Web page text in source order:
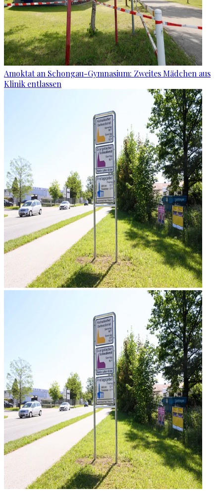
Amoktat an Schongau-Gymnasium: Zweites Mädchen aus
Klinik entlassen